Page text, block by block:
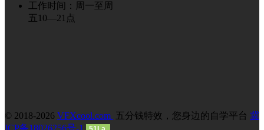
工作时间：周一至周
五10—21点
Final Cut Pro for Mac(fcpx专业视频后期制作) v11.1.1中文版
1分钟前 有人购买
去瞅瞅看